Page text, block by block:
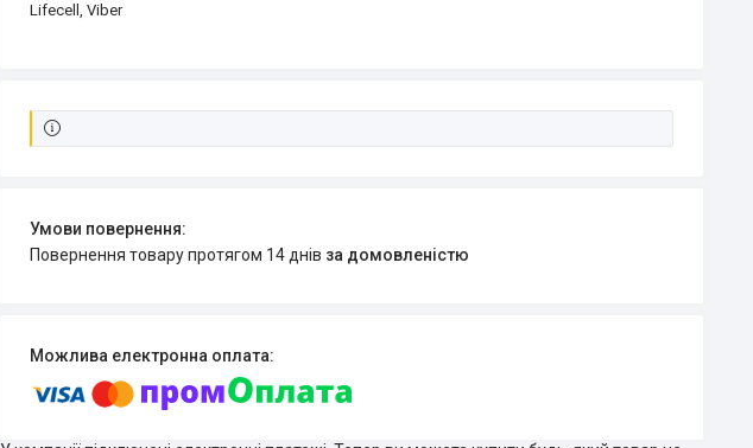
Lifecell, Viber
повернення товару протягом 14 днів за домовленістю